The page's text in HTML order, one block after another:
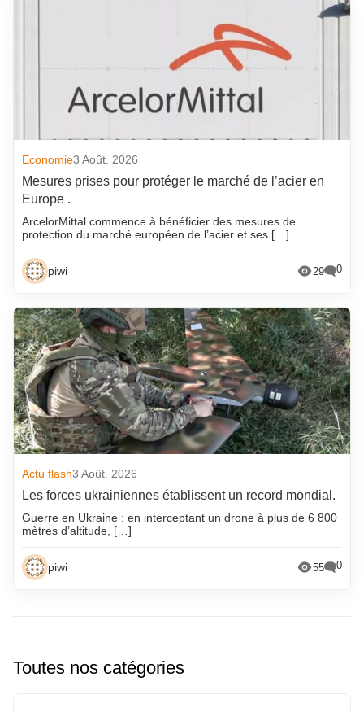
Economie3 Août. 2026
Mesures prises pour protéger le marché de l’acier en
Europe .
ArcelorMittal commence à bénéficier des mesures de
protection du marché européen de l’acier et ses […]
piwi 29 0
Actu flash3 Août. 2026
Les forces ukrainiennes établissent un record mondial.
Guerre en Ukraine : en interceptant un drone à plus de 6 800
mètres d’altitude, […]
piwi 55 0
Toutes nos catégories